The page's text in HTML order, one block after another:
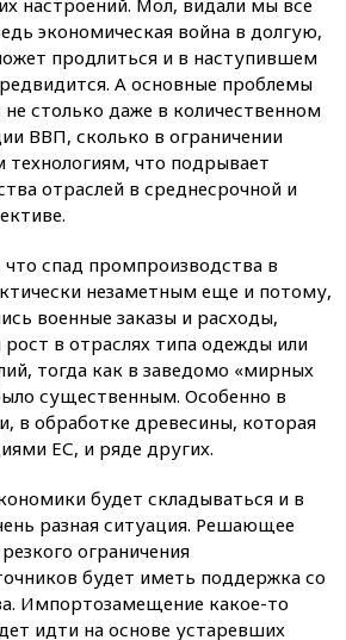
экономическая война в долгую,
продлиться и в наступившем
А основные проблемы
столько даже в количественном
ВВП, сколько в ограничении
что подрывает
отраслей в среднесрочной и
спад промпроизводства в
незаметным еще и потому,
военные заказы и расходы,
в отраслях типа одежды или
тогда как в заведомо «мирных
существенным. Особенно в
в обработке древесины, которая
ЕС, и ряде других.
будет складываться и в
разная ситуация. Решающее
ограничения
будет иметь поддержка со
Импортозамещение какое-то
идти на основе устаревших